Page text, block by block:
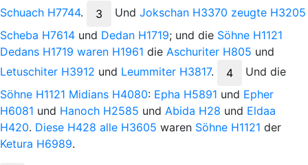
Schuach H7744. 3 Und Jokschan H3370 zeugte H3205
Scheba H7614 und Dedan H1719; und die Söhne H1121
Dedans H1719 waren H1961 die Aschuriter H805 und
Letuschiter H3912 und Leummiter H3817. 4 Und die
Söhne H1121 Midians H4080: Epha H5891 und Epher
H6081 und Hanoch H2585 und Abida H28 und Eldaa
H420. Diese H428 alle H3605 waren Söhne H1121 der
Ketura H6989.